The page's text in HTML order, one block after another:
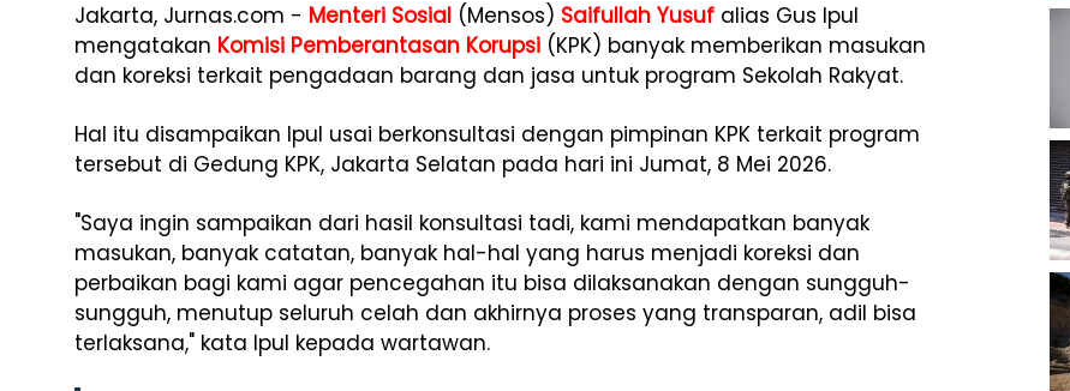
Jakarta, Jurnas.com - Menteri Sosial (Mensos) Saifullah Yusuf alias Gus Ipul
mengatakan Komisi Pemberantasan Korupsi (KPK) banyak memberikan masukan
dan koreksi terkait pengadaan barang dan jasa untuk program Sekolah Rakyat.
Hal itu disampaikan Ipul usai berkonsultasi dengan pimpinan KPK terkait program
tersebut di Gedung KPK, Jakarta Selatan pada hari ini Jumat, 8 Mei 2026.
"Saya ingin sampaikan dari hasil konsultasi tadi, kami mendapatkan banyak
masukan, banyak catatan, banyak hal-hal yang harus menjadi koreksi dan
perbaikan bagi kami agar pencegahan itu bisa dilaksanakan dengan sungguh-
sungguh, menutup seluruh celah dan akhirnya proses yang transparan, adil bisa
terlaksana," kata Ipul kepada wartawan.